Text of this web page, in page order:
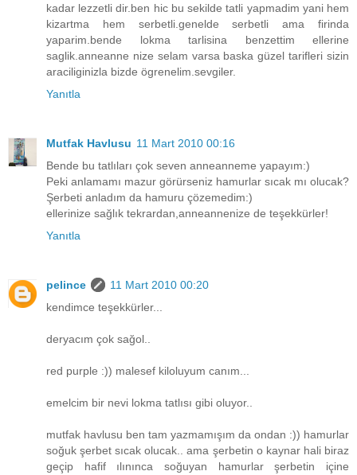
kadar lezzetli dir.ben hic bu sekilde tatli yapmadim yani hem
kizartma hem serbetli.genelde serbetli ama firinda
yaparim.bende lokma tarlisina benzettim ellerine
saglik.anneanne nize selam varsa baska güzel tarifleri sizin
araciliginizla bizde ögrenelim.sevgiler.
Yanıtla
Mutfak Havlusu 11 Mart 2010 00:16
Bende bu tatlıları çok seven anneanneme yapayım:)
Peki anlamamı mazur görürseniz hamurlar sıcak mı olucak?
Şerbeti anladım da hamuru çözemedim:)
ellerinize sağlık tekrardan,anneannenize de teşekkürler!
Yanıtla
pelince
11 Mart 2010 00:20
kendimce teşekkürler...
deryacım çok sağol..
red purple :)) malesef kiloluyum canım...
emelcim bir nevi lokma tatlısı gibi oluyor..
mutfak havlusu ben tam yazmamışım da ondan :)) hamurlar
soğuk şerbet sıcak olucak.. ama şerbetin o kaynar hali biraz
geçip hafif ılınınca soğuyan hamurlar şerbetin içine